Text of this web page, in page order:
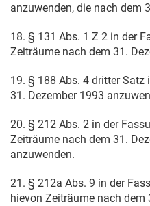
anzuwenden, die nach dem
18. § 131 Abs. 1 Z 2 in der
Zeiträume nach dem 31.
19. § 188 Abs. 4 dritter
31. Dezember 1993
20. § 212 Abs. 2 in der
Zeiträume nach dem 31.
anzuwenden.
21. § 212a Abs. 9 in der
hievon Zeiträume nach dem